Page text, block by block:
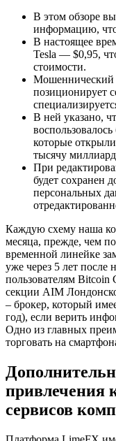
В этом обзоре
информацию,
В настоящее
Tesla — $0,95,
стоимости.
Мошеннический
позиционирует
В ней указано,
которые
тысячу
При
будет сохранен
персональных
Каждую схему наша
месяца, прежде, чем
временной линейке
уже через 5 лет после
пользователям
секции AIM
– брокер, который
год), если верить
Одно из главных
торговать на
привлечения
сервисов